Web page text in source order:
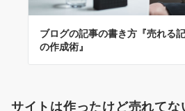
ブログの記事の書き方『売れる
の作成術』
サイトは作ったけど売れてな